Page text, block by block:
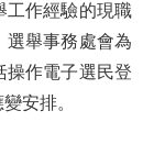
工作經驗的現職
選舉事務處會為
操作電子選民登
安排。